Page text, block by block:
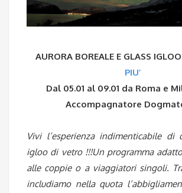
AURORA BOREALE E GLASS
PIU’
Dal 05.01 al 09.01 da Roma e
Accompagnatore
Vivi l’esperienza indimenticabile di
igloo di vetro !!!Un programma
alle coppie o a viaggiatori singoli.
includiamo nella quota